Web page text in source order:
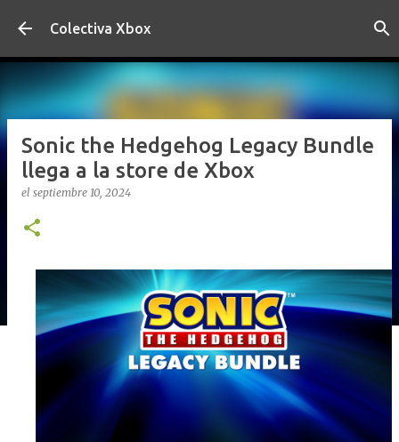
Ir al contenido principal
Colectiva Xbox
Sonic the Hedgehog Legacy Bundle
llega a la store de Xbox
el septiembre 10, 2024